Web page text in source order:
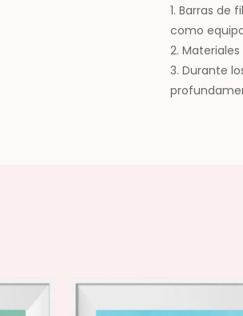
1. Barras de
como
2.
3. Durante